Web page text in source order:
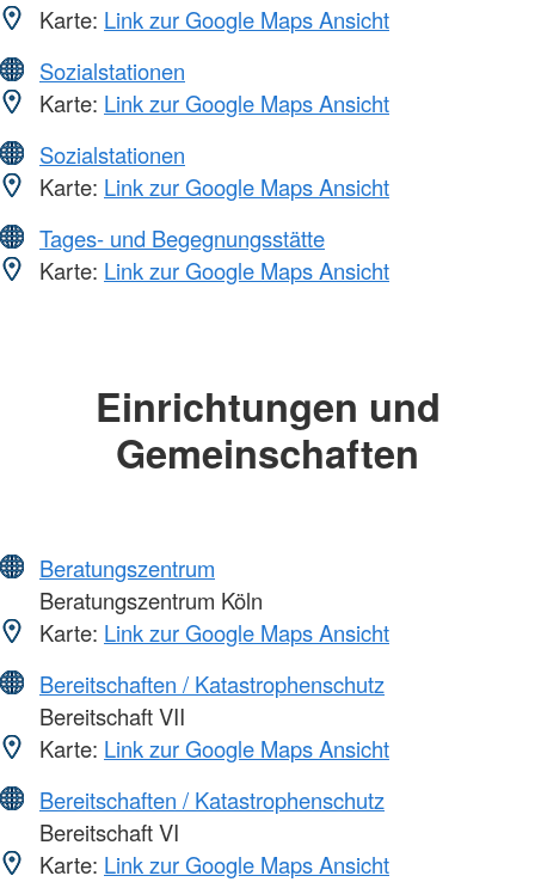
Karte: Link zur Google Maps Ansicht
Sozialstationen
Karte: Link zur Google Maps Ansicht
Sozialstationen
Karte: Link zur Google Maps Ansicht
Tages- und Begegnungsstätte
Karte: Link zur Google Maps Ansicht
Einrichtungen und
Gemeinschaften
Beratungszentrum
Beratungszentrum Köln
Karte: Link zur Google Maps Ansicht
Bereitschaften / Katastrophenschutz
Bereitschaft VII
Karte: Link zur Google Maps Ansicht
Bereitschaften / Katastrophenschutz
Bereitschaft VI
Karte: Link zur Google Maps Ansicht